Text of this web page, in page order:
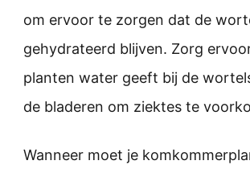
om ervoor te zorgen dat de
gehydrateerd blijven. Zorg
planten water geeft bij de
de bladeren om ziektes te
Wanneer moet je